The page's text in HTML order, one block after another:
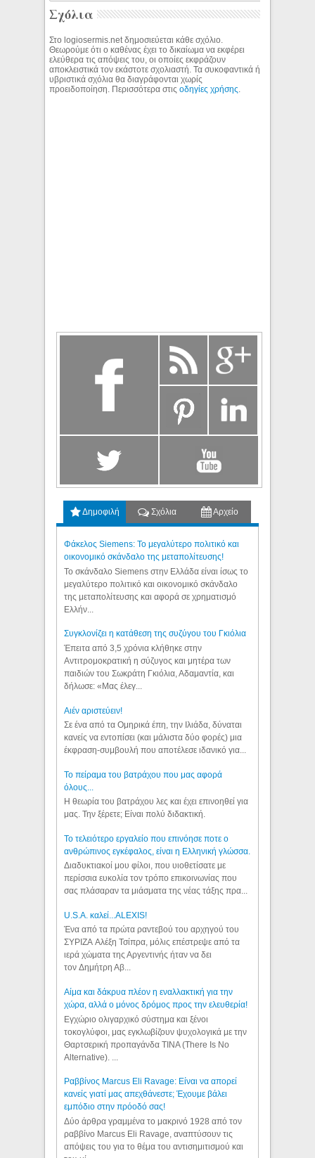
Σχόλια
Στο logiosermis.net δημοσιεύεται κάθε σχόλιο.
Θεωρούμε ότι ο καθένας έχει το δικαίωμα να εκφέρει
ελεύθερα τις απόψεις του, οι οποίες εκφράζουν
αποκλειστικά τον εκάστοτε σχολιαστή. Τα συκοφαντικά ή
υβριστικά σχόλια θα διαγράφονται χωρίς
προειδοποίηση. Περισσότερα στιςοδηγίες χρήσης
Δημοφιλή Σχόλια Αρχείο
Φάκελος Siemens: Το μεγαλύτερο πολιτικό και
οικονομικό σκάνδαλο της μεταπολίτευσης!
Το σκάνδαλο Siemens στην Ελλάδα είναι ίσως το
μεγαλύτερο πολιτικό και οικονομικό σκάνδαλο
της μεταπολίτευσης και αφορά σε χρηματισμό
Ελλήν...
Συγκλονίζει η κατάθεση της συζύγου του Γκιόλια
Έπειτα από 3,5 χρόνια κλήθηκε στην
Αντιτρομοκρατική η σύζυγος και μητέρα των
παιδιών του Σωκράτη Γκιόλια, Αδαμαντία, και
δήλωσε: «Μας έλεγ...
Aιέν αριστεύειν!
Σε ένα από τα Ομηρικά έπη, την Ιλιάδα, δύναται
κανείς να εντοπίσει (και μάλιστα δύο φορές) μια
έκφραση-συμβουλή που αποτέλεσε ιδανικό για...
Το πείραμα του βατράχου που μας αφορά
όλους...
Η θεωρία του βατράχου λες και έχει επινοηθεί για
μας. Την ξέρετε; Είναι πολύ διδακτική.
Το τελειότερο εργαλείο που επινόησε ποτε ο
ανθρώπινος εγκέφαλος, είναι η Ελληνική γλώσσα.
Διαδυκτιακοί μου φίλοι, που υιοθετίσατε με
περίσσια ευκολία τον τρόπο επικοινωνίας που
σας πλάσαραν τα μιάσματα της νέας τάξης πρα...
U.S.A. καλεί...ALEXIS!
Ένα από τα πρώτα ραντεβού του αρχηγού του
ΣΥΡΙΖΑ Αλέξη Τσίπρα, μόλις επέστρεψε από τα
ιερά χώματα της Αργεντινής ήταν να δει
τον Δημήτρη Αβ...
Αίμα και δάκρυα πλέον η εναλλακτική για την
χώρα, αλλά ο μόνος δρόμος προς την ελευθερία!
Εγχώριο ολιγαρχικό σύστημα και ξένοι
τοκογλύφοι, μας εγκλωβίζουν ψυχολογικά με την
Θαρτσερική προπαγάνδα TINA (There Is No
Alternative). ...
Ραββίνος Marcus Eli Ravage: Είναι να απορεί
κανείς γιατί μας απεχθάνεστε; Έχουμε βάλει
εμπόδιο στην πρόοδό σας!
Δύο άρθρα γραμμένα το μακρινό 1928 από τον
ραββίνο Marcus Eli Ravage, αναπτύσουν τις
απόψεις του για το θέμα του αντισημιτισμού και